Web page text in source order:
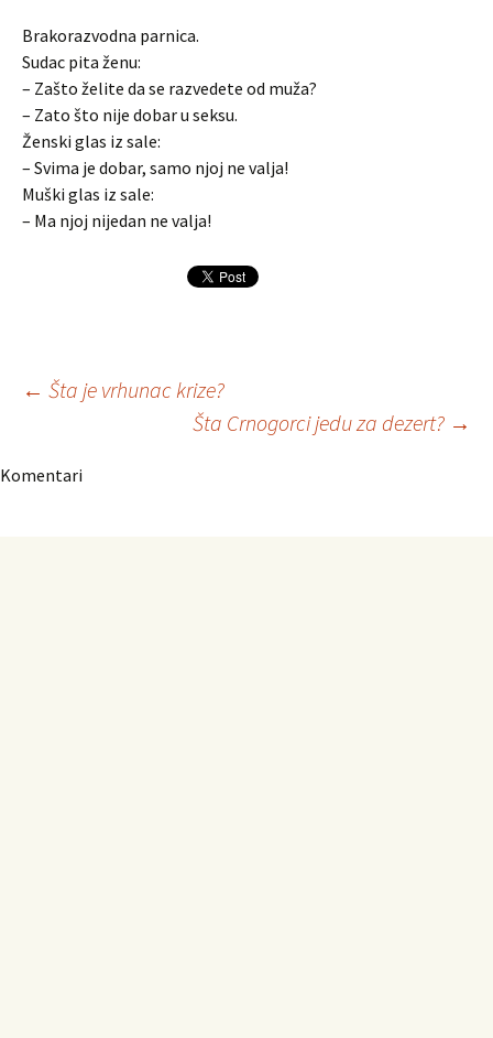
Brakorazvodna parnica.
Sudac pita ženu:
– Zašto želite da se razvedete od muža?
– Zato što nije dobar u seksu.
Ženski glas iz sale:
– Svima je dobar, samo njoj ne valja!
Muški glas iz sale:
– Ma njoj nijedan ne valja!
Navigacija
članaka
← Šta je vrhunac krize?
Šta Crnogorci jedu za dezert? →
Komentari